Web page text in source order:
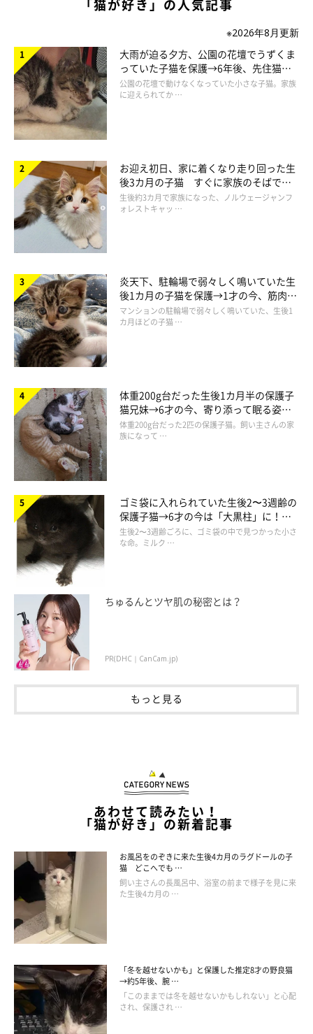
飼い主さんとハグに成功！
@Tetochannel0523
ものの数秒で2回のジャンプを決め、飼い主さんの胸に飛び込ん
だテトくん。飼い主さんの帰宅がよっぽど嬉しかったのですね。
飼い主さんも“愛情のかたまり”になったテトくんをしっかりと受
け止めたのでした！
愛情に溢れた幸せいっぱいの動画に、Twitterユーザーさんから
は「全力で喜んでるのが伝わってきますね」「疲れもぶっ飛びま
すね！」「めちゃ羨ましいっす！ 良いなぁ〜！」といったコメ
ントが寄せられています。
飼い主が帰ってきたときのテトくん
pic.twitter.com/N3beDoLnkK
— しろねこのテト🐾 (@Tetochannel0523)
30, 2021
テトくんの行動について、飼い主さんに話を
聞いた！
「猫が好き」の人気記事
※2026年8月更新
大雨が迫る夕方、公園の花壇でうずくま
っていた子猫を保護→6年後、先住猫
と“姉妹”のような関係に
公園の花壇で動けなくなっていた小さな子猫。家族
に迎えられてか …
お迎え初日、家に着くなり走り回った生
後3カ月の子猫 すぐに家族のそばで落
ち着く姿に「迎えてよかった」
生後約3カ月で家族になった、ノルウェージャンフ
ォレストキャッ …
炎天下、駐輪場で弱々しく鳴いていた生
後1カ月の子猫を保護→1才の今、筋肉質
でツンデレなコに成長
マンションの駐輪場で弱々しく鳴いていた、生後1
カ月ほどの子猫 …
体重200g台だった生後1カ月半の保護子
猫兄妹→6才の今、寄り添って眠る姿に
ほっこり！
体重200g台だった2匹の保護子猫。飼い主さんの家
族になって …
ゴミ袋に入れられていた生後2〜3週齢の
保護子猫→6才の今は「大黒柱」に！
美しい黒猫に成長した姿にグッとくる
生後2〜3週齢ごろに、ゴミ袋の中で見つかった小さ
な命。ミルク …
ちゅるんとツヤ肌の秘密とは？
PR(DHC｜CanCam.jp)
もっと見る
あわせて読みたい！
「猫が好き」の新着記事
お風呂をのぞきに来た生後4カ月のラグドールの子
猫 どこへでも …
飼い主さんの長風呂中、浴室の前まで様子を見に来
た生後4カ月の …
「冬を越せないかも」と保護した推定8才の野良猫
→約5年後、腕 …
「このままでは冬を越せないかもしれない」と心配
され、保護され …